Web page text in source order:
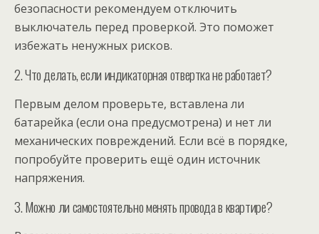
безопасности рекомендуем отключить
выключатель перед проверкой. Это поможет
избежать ненужных рисков.
2. Что делать, если индикаторная отвертка не работает?
Первым делом проверьте, вставлена ли
батарейка (если она предусмотрена) и нет ли
механических повреждений. Если всё в порядке,
попробуйте проверить ещё один источник
напряжения.
3. Можно ли самостоятельно менять провода в квартире?